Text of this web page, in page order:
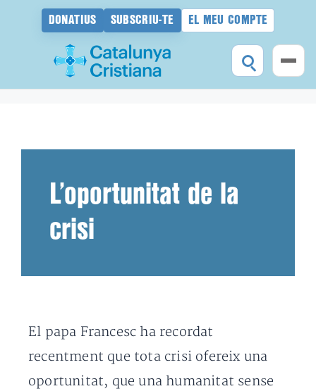
DONATIUS SUBSCRIU-TE EL MEU COMPTE
L’oportunitat de la
crisi
El papa Francesc ha recordat
recentment que tota crisi ofereix una
oportunitat, que una humanitat sense